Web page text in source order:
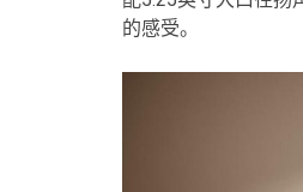
的感受。